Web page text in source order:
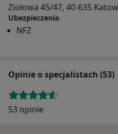
Ziołowa 45/47, 40-635
Ubezpieczenia
NFZ
Opinie o specjalistach (53)
53 opinie